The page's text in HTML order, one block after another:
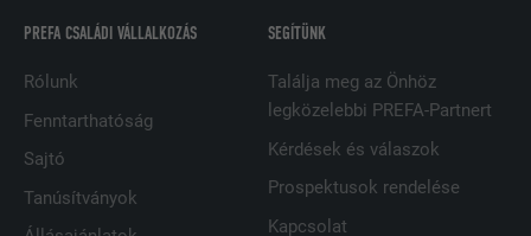
PREFA CSALÁDI VÁLLALKOZÁS
Rólunk
Fenntarthatóság
Sajtó
Tanúsítványok
SEGÍTÜNK
Találja meg az Önhöz
legközelebbi PREFA-Partnert
Kérdések és válaszok
Prospektusok rendelése
Kapcsolat
FOLYAMAT 2 év
CÉL
A LinkedIn közösségi hálózati
szolgáltatás használja, célja a